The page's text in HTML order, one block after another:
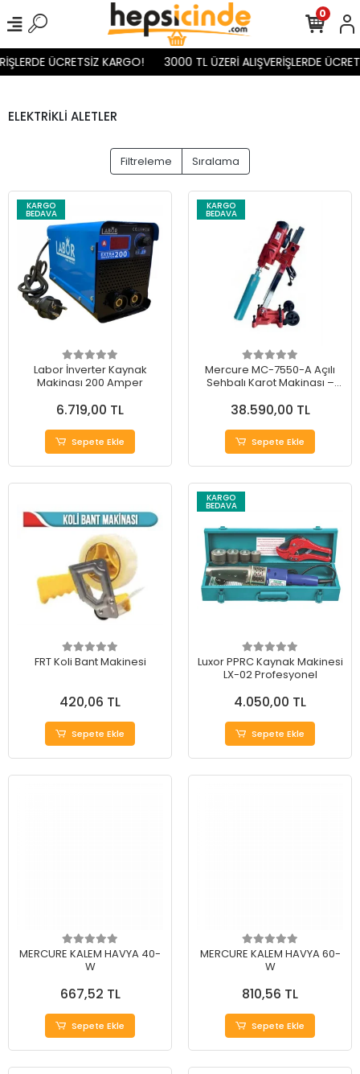
ÜCRETSİZ KARGO! 3000 TL ÜZERİ ALIŞVERİŞLERDE
0
ELEKTRİKLİ ALETLER
Filtreleme Sıralama
KARGO
BEDAVA
Labor İnverter Kaynak
Makinası 200 Amper
6.719,00 TL
Sepete Ekle
KARGO
BEDAVA
Mercure MC-7550-A Açılı
Sehbalı Karot Makinası –
38.590,00 TL
Sepete Ekle
FRT Koli Bant Makinesi
420,06 TL
Sepete Ekle
KARGO
BEDAVA
Luxor PPRC Kaynak Makinesi
LX-02 Profesyonel
4.050,00 TL
Sepete Ekle
MERCURE KALEM HAVYA 40-
W
667,52 TL
Sepete Ekle
MERCURE KALEM HAVYA 60-
W
810,56 TL
Sepete Ekle